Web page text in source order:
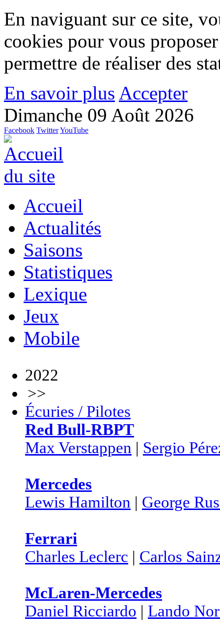
En naviguant sur ce site,
cookies pour vous
permettre de réaliser des
En savoir plus Accepter
Dimanche 09 Août 2026
Facebook TwitterYouTube
Accueil
Actualités
Saisons
Statistiques
Lexique
Jeux
Mobile
2022
>>
Écuries / Pilotes
Red Bull-RBPT
Max Verstappen | Sergio
Mercedes
Lewis Hamilton | George
Ferrari
Charles Leclerc | Carlos
McLaren-Mercedes
Daniel Ricciardo | Lando